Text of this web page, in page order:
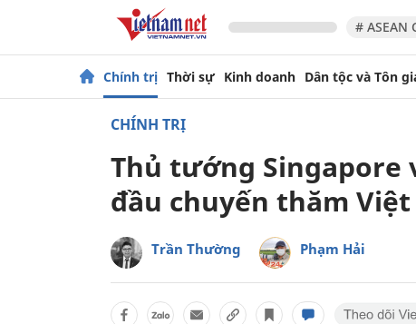
# ASEAN
Chính trị Thời sự Kinh doanh Dân tộc và Tôn
CHÍNH TRỊ
Thủ tướng Singapore
đầu chuyến thăm
Trần Thường Phạm Hải